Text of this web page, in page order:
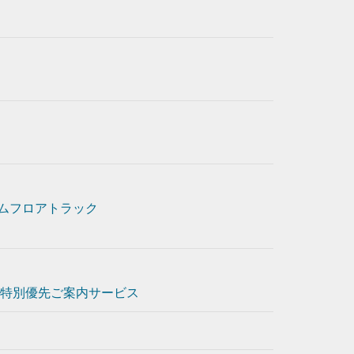
フロアトラック
特別優先ご案内サービス